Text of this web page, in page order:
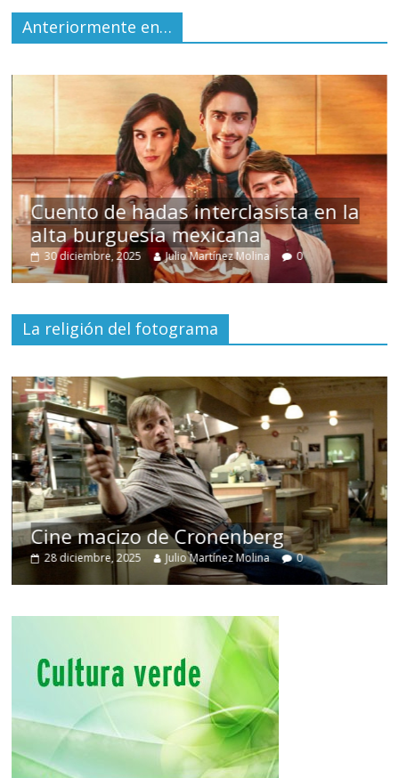
Anteriormente en…
Cuento de hadas interclasista en la
alta burguesía mexicana
30 diciembre, 2025 Julio Martínez Molina 0
La religión del fotograma
Cine macizo de Cronenberg
28 diciembre, 2025 Julio Martínez Molina 0